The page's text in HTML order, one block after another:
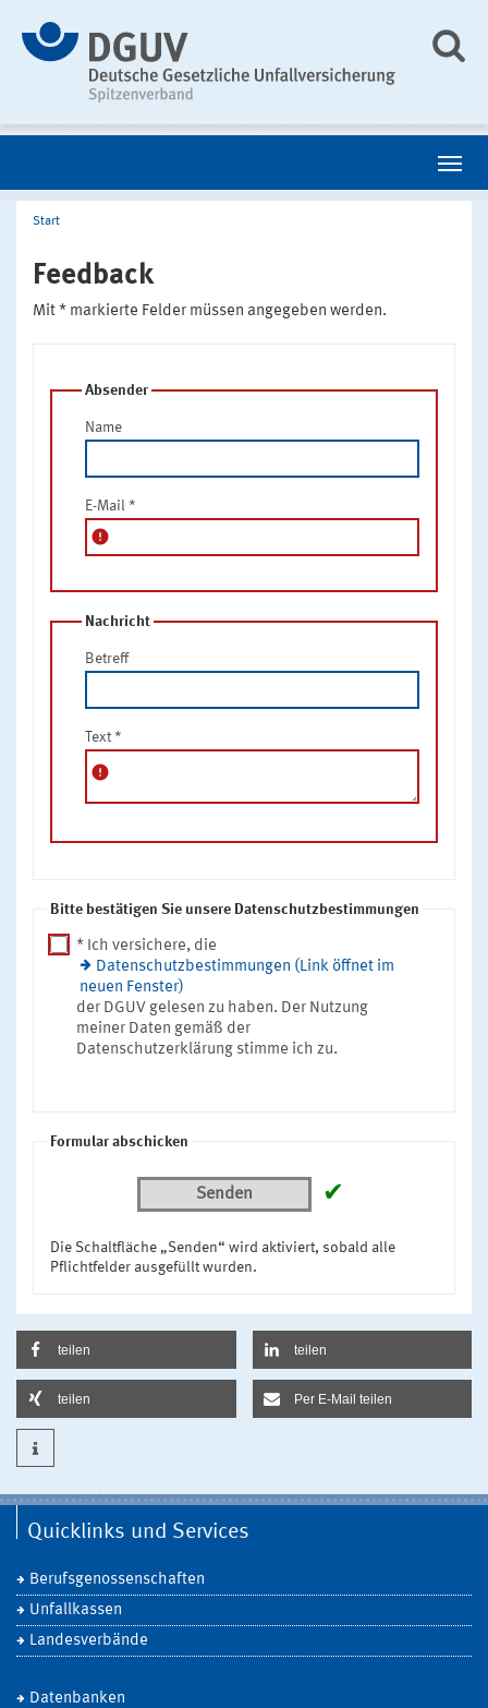
Start
Feedback
Mit * markierte Felder müssen angegeben werden.
Absender
Name
E-Mail *
error
Nachricht
Betreff
Text *
error
Bitte bestätigen Sie unsere Datenschutzbestimmungen
* Ich versichere, die
Datenschutzbestimmungen (Link öffnet im
neuen Fenster)
der DGUV gelesen zu haben. Der Nutzung
meiner Daten gemäß der
Datenschutzerklärung stimme ich zu.
Formular abschicken
Senden ✔
Die Schaltfläche „Senden“ wird aktiviert, sobald alle
Pflichtfelder ausgefüllt wurden.
teilen teilen
teilen Per E-Mail teilen
Quicklinks und Services
Berufsgenossenschaften
Unfallkassen
Landesverbände
Datenbanken